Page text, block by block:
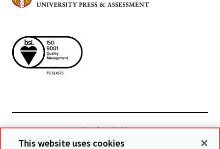
檢視相關網站
This website uses cookies